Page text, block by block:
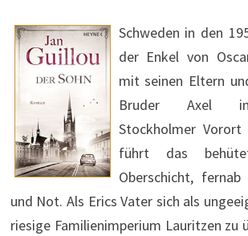
Schweden in den
der Enkel von
mit seinen Eltern
Bruder Axel
Stockholmer Vorort
führt das
Oberschicht,
und Not. Als Erics Vater sich als
riesige Familienimperium Lauritzen zu